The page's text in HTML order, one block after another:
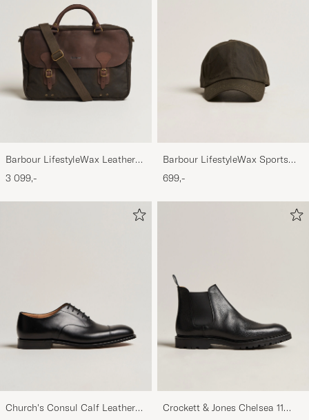
Barbour LifestyleWax Leather
Briefcase Olive
3 099,-
Barbour LifestyleWax Sports
CapOlive
699,-
Church's Consul Calf Leather
Crockett & Jones Chelsea 11